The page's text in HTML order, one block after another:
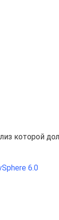
которой
6.0